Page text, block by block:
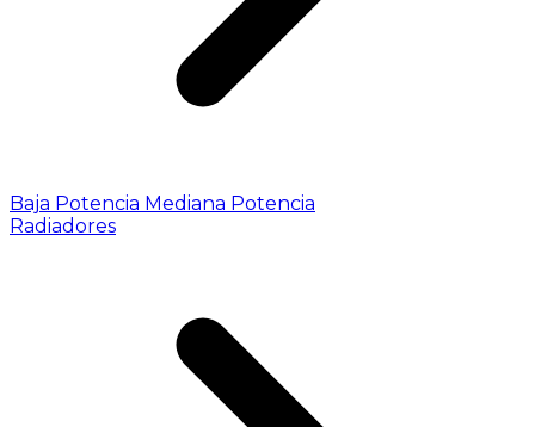
Baja Potencia Mediana Potencia
Radiadores